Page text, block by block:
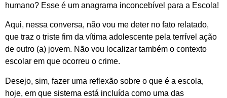
humano? Esse é um anagrama inconcebível para a Escola!
Aqui, nessa conversa, não vou me deter no fato relatado,
que traz o triste fim da vítima adolescente pela terrível ação
de outro (a) jovem. Não vou localizar também o contexto
escolar em que ocorreu o crime.
Desejo, sim, fazer uma reflexão sobre o que é a escola,
hoje, em que sistema está incluída como uma das